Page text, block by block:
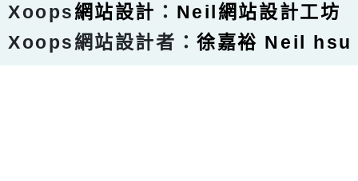
Xoops網站設計 ： Neil網站設計工坊
Xoops網站設計者：徐嘉裕 Neil hsu